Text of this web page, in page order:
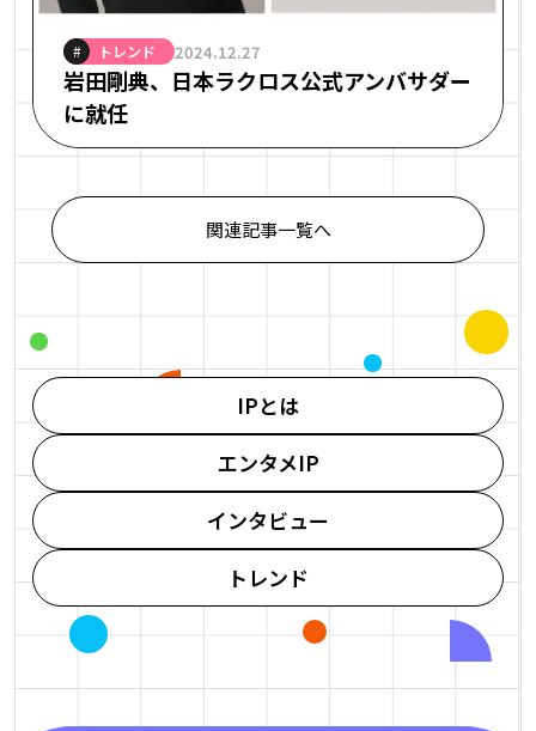
# トレンド 2024.12.27
岩田剛典、日本ラクロス公式アンバサダー
に就任
関連記事一覧へ
IPとは
エンタメIP
インタビュー
トレンド